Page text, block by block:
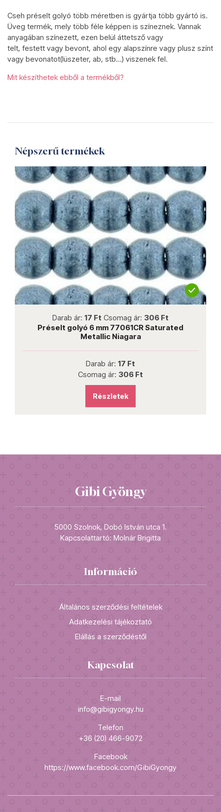
Cseh préselt golyó több méretben is gyártja több gyártó is.
Üveg termék, mely több féle képpen is színeznek. Vannak
anyagában színezett, ezen belül áttetsző vagy
telt, festett vagy bevont, ahol egy alapszínre vagy plusz színt
vagy bevonatot(lüszeter, ab, stb...) viszenek fel.
Mit készíthetek ebből a termékből?
Népszerű termékek
Darab ár: 17 Ft Csomag ár: 306 Ft
Préselt golyó 6 mm 77061CR Saturated
Metallic Niagara
Darab ár: 17 Ft
Csomag ár: 306 Ft
Részletek
Gibi Gyöngy
5000 Szolnok, Dobó István utca 1.
Kapcsolattartó: Molnár Brigitta
Információ
Általános szerződési feltételek
Adatkezelési tájékoztató
Elállás a szerződéstől
Kapcsolat
E-mail
info@gibigyongy.hu
Telefon
+36 (20) 466-9072
Facebook
https://www.facebook.com/GibiGyongy